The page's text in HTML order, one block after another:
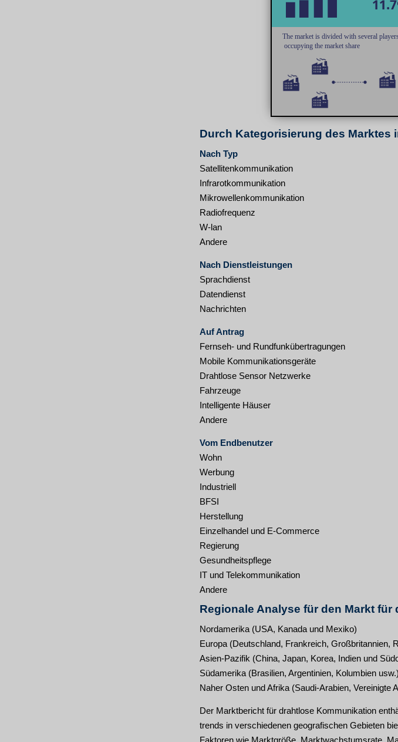
Durch Kategorisierung des Marktes
Nach Typ
Satellitenkommunikation
Infrarotkommunikation
Mikrowellenkommunikation
Radiofrequenz
W-lan
Andere
Nach Dienstleistungen
Sprachdienst
Datendienst
Nachrichten
Auf Antrag
Fernseh- und Rundfunkübertragungen
Mobile Kommunikationsgeräte
Drahtlose Sensor Netzwerke
Fahrzeuge
Intelligente Häuser
Andere
Vom Endbenutzer
Wohn
Werbung
Industriell
BFSI
Herstellung
Einzelhandel und E-Commerce
Regierung
Gesundheitspflege
IT und Telekommunikation
Andere
Regionale Analyse für den Markt
Nordamerika (USA, Kanada und Mexiko)
Europa (Deutschland, Frankreich, Großbritannien,
Asien-Pazifik (China, Japan, Korea, Indien und
Südamerika (Brasilien, Argentinien, Kolumbien usw.)
Naher Osten und Afrika (Saudi-Arabien, Vereinigte
Der Marktbericht für drahtlose Kommunikation
trends in verschiedenen geografischen Gebieten
Faktoren wie Marktgröße, Marktwachstumsrate,